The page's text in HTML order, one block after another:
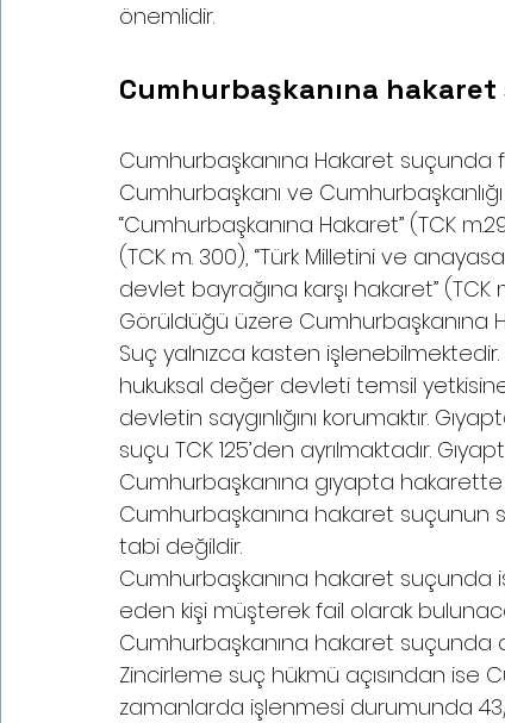
önemlidir.
Cumhurbaşkanına
Cumhurbaşkanına Hakaret suçunda
Cumhurbaşkanı ve
“Cumhurbaşkanına Hakaret” (TCK
(TCK m. 300), “Türk Milletini ve
devlet bayrağına karşı hakaret” (TCK
Görüldüğü üzere Cumhurbaşkanına
Suç yalnızca kasten
hukuksal değer devleti temsil
devletin saygınlığını korumaktır.
suçu TCK 125’den ayrılmaktadır.
Cumhurbaşkanına gıyapta
Cumhurbaşkanına hakaret suçunun
tabi değildir.
Cumhurbaşkanına hakaret
eden kişi müşterek fail olarak
Cumhurbaşkanına hakaret suçunda
Zincirleme suç hükmü açısından ise
zamanlarda işlenmesi durumunda 43/